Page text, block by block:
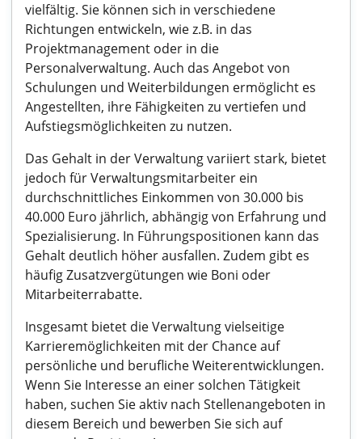
vielfältig. Sie können sich in verschiedene
Richtungen entwickeln, wie z.B. in das
Projektmanagement oder in die
Personalverwaltung. Auch das Angebot von
Schulungen und Weiterbildungen ermöglicht es
Angestellten, ihre Fähigkeiten zu vertiefen und
Aufstiegsmöglichkeiten zu nutzen.
Das Gehalt in der Verwaltung variiert stark, bietet
jedoch für Verwaltungsmitarbeiter ein
durchschnittliches Einkommen von 30.000 bis
40.000 Euro jährlich, abhängig von Erfahrung und
Spezialisierung. In Führungspositionen kann das
Gehalt deutlich höher ausfallen. Zudem gibt es
häufig Zusatzvergütungen wie Boni oder
Mitarbeiterrabatte.
Insgesamt bietet die Verwaltung vielseitige
Karrieremöglichkeiten mit der Chance auf
persönliche und berufliche Weiterentwicklungen.
Wenn Sie Interesse an einer solchen Tätigkeit
haben, suchen Sie aktiv nach Stellenangeboten in
diesem Bereich und bewerben Sie sich auf